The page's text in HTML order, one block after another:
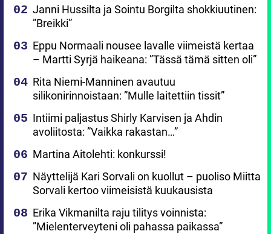
Janni Hussilta ja Sointu Borgilta shokkiuutinen:
”Breikki”
Eppu Normaali nousee lavalle viimeistä kertaa
– Martti Syrjä haikeana: ”Tässä tämä sitten oli”
Rita Niemi-Manninen avautuu
silikonirinnoistaan: ”Mulle laitettiin tissit”
Intiimi paljastus Shirly Karvisen ja Ahdin
avoliitosta: ”Vaikka rakastan…”
Martina Aitolehti: konkurssi!
Näyttelijä Kari Sorvali on kuollut – puoliso Miitta
Sorvali kertoo viimeisistä kuukausista
Erika Vikmanilta raju tilitys voinnista:
”Mielenterveyteni oli pahassa paikassa”